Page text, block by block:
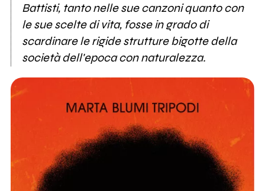
Battisti, tanto nelle sue canzoni quanto con
le sue scelte di vita, fosse in grado di
scardinare le rigide strutture bigotte della
società dell'epoca con naturalezza.